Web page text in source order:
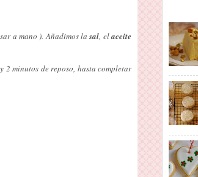
a mano ). Añadimos lasal, elaceite
2 minutos de reposo, hasta completar